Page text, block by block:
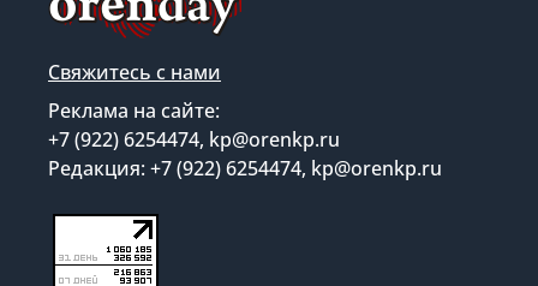
Свяжитесь с нами
Реклама на сайте:
+7 (922) 6254474, kp@orenkp.ru
Редакция: +7 (922) 6254474, kp@orenkp.ru